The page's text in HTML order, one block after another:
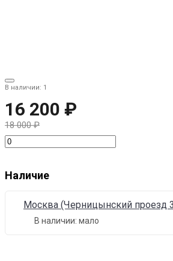
В наличии: 1
16 200 ₽
18 000 ₽
Наличие
Москва (Черницынский проезд
В наличии: мало